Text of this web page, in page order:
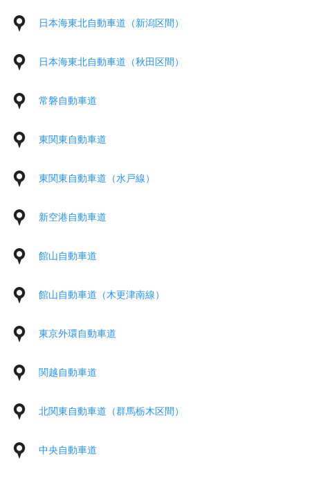
日本海東北自動車道（新潟区間）
日本海東北自動車道（秋田区間）
常磐自動車道
東関東自動車道
東関東自動車道（水戸線）
新空港自動車道
館山自動車道
館山自動車道（木更津南線）
東京外環自動車道
関越自動車道
北関東自動車道（群馬栃木区間）
中央自動車道